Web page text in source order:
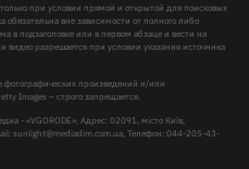
при условии прямой и открытой для поисковых
вне зависимости от полного либо
в подзаголовке или в первом абзаце и вести на
разрешается при условии указания источника
фотографических произведений и/или
Images – строго запрещается.
- «VGORODE», Адрес: 02091, місто Київ,
sunlight@mediadim.com.ua, Телефон: 044-205-43-